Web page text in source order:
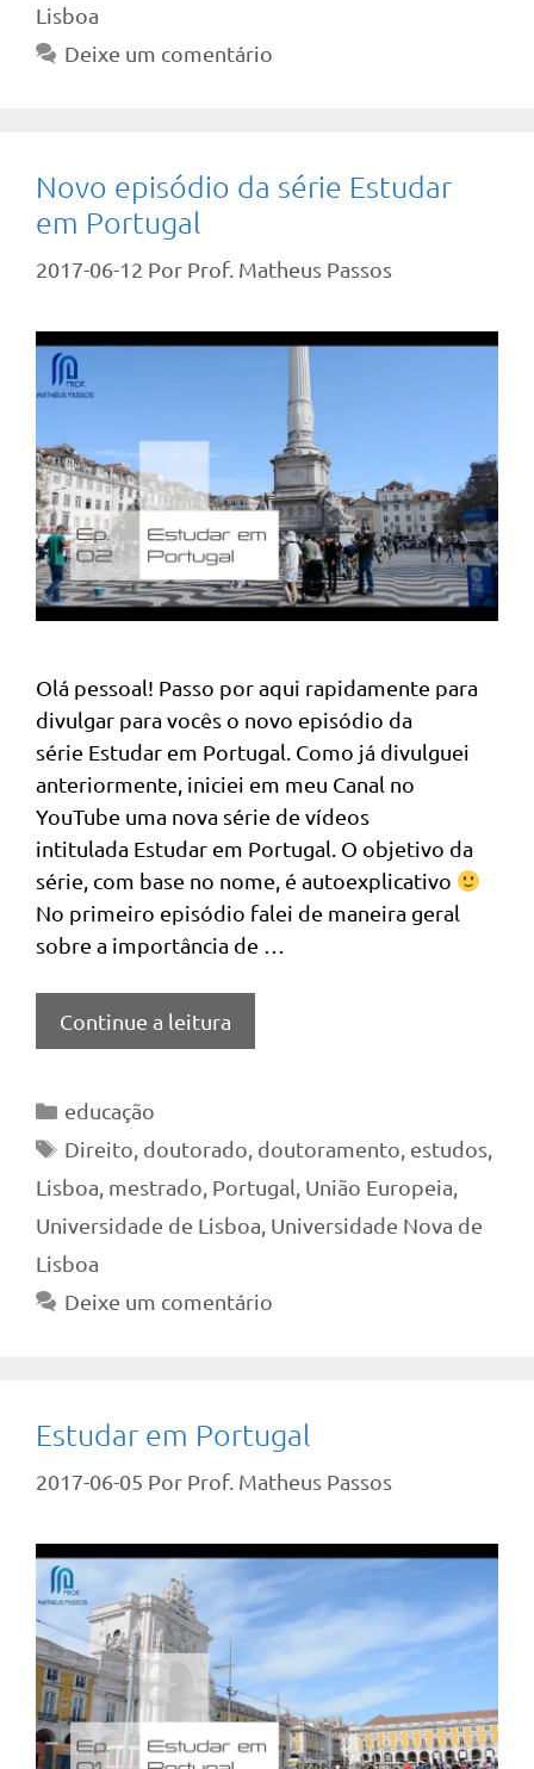
Lisboa
Deixe um comentário
Novo episódio da série Estudar
em Portugal
2017-06-12 Por Prof. Matheus Passos
Olá pessoal! Passo por aqui rapidamente para
divulgar para vocês o novo episódio da
série Estudar em Portugal. Como já divulguei
anteriormente, iniciei em meu Canal no
YouTube uma nova série de vídeos
intitulada Estudar em Portugal. O objetivo da
série, com base no nome, é autoexplicativo
No primeiro episódio falei de maneira geral
sobre a importância de …
Continue a leitura
Categorias
educação
Tags
Direito doutorado doutoramento estudos,
Lisboa mestrado Portugal União Europeia
Universidade de Lisboa Universidade Nova de
Lisboa
Deixe um comentário
Estudar em Portugal
2017-06-05 Por Prof. Matheus Passos